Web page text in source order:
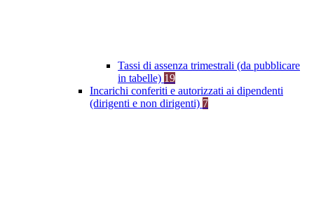
Tassi di assenza trimestrali (da pubblicare
in tabelle) 19
Incarichi conferiti e autorizzati ai dipendenti
(dirigenti e non dirigenti) 7